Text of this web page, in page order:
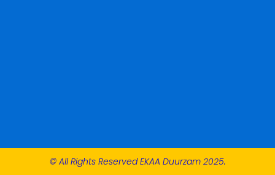
© All Rights Reserved EKAA Duurzam 2025.